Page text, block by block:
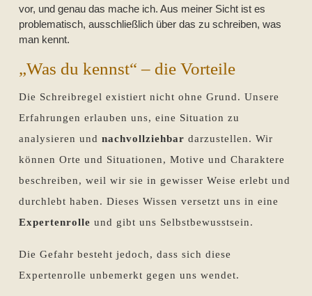
vor, und genau das mache ich. Aus meiner Sicht ist es
problematisch, ausschließlich über das zu schreiben, was
man kennt.
„Was du kennst“ – die Vorteile
Die Schreibregel existiert nicht ohne Grund. Unsere
Erfahrungen erlauben uns, eine Situation zu
analysieren und nachvollziehbar darzustellen. Wir
können Orte und Situationen, Motive und Charaktere
beschreiben, weil wir sie in gewisser Weise erlebt und
durchlebt haben. Dieses Wissen versetzt uns in eine
Expertenrolle und gibt uns Selbstbewusstsein.
Die Gefahr besteht jedoch, dass sich diese
Expertenrolle unbemerkt gegen uns wendet.